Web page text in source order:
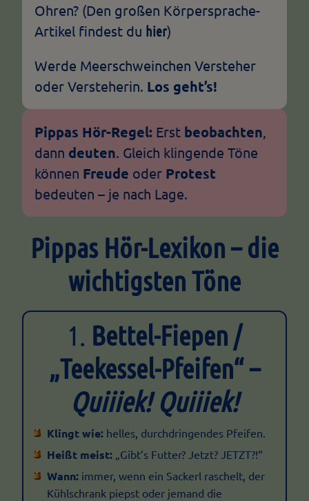
Ohren? (Den großen Körpersprache-
Artikel findest du hier)
Werde Meerschweinchen Versteher
oder Versteherin. Los geht’s!
Pippas Hör-Regel: Erst beobachten
dann deuten. Gleich klingende Töne
können Freude oder Protest
bedeuten – je nach Lage.
Pippas Hör-Lexikon – die
wichtigsten Töne
1. Bettel-Fiepen /
„Teekessel-Pfeifen“ –
Quiiiek! Quiiiek!
Klingt wie:helles, durchdringendes Pfeifen.
Heißt meist:„Gibt’s Futter? Jetzt? JETZT?!“
Wann:immer, wenn ein Sackerl raschelt, der
Kühlschrank piepst oder jemand die